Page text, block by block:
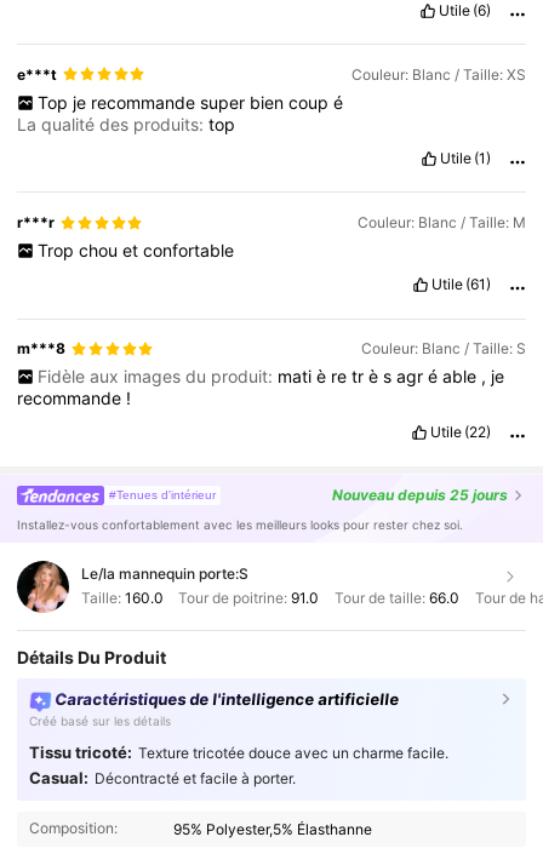
Utile (6)
e***t Couleur: Blanc / Taille: XS
Top je recommande super bien coup é
La qualité des produits:top
Utile (1)
r***r Couleur: Blanc / Taille: M
Trop chou et confortable
Utile (61)
m***8 Couleur: Blanc / Taille: S
Fidèle aux images du produit: mati è re tr è s agr é able , je
recommande !
Utile (22)
#Tenues d'intérieur Nouveaudepuis 25 jours
Installez-vous confortablement avec les meilleurs looks pour rester chez soi.
Le/la mannequin porte:S
Taille: 160.0 Tour de poitrine:91.0 Tour de taille: 66.0 Tour de
Détails Du Produit
Caractéristiques de l'intelligence artificielle
Créé basé sur les détails
Tissu tricoté: Texture tricotée douce avec un charme facile.
Casual: Décontracté et facile à porter.
Composition: 95% Polyester,5% Élasthanne